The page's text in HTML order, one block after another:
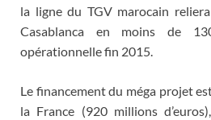
la ligne du TGV marocain
Casablanca en moins de
opérationnelle fin 2015.
Le financement du méga projet
la France (920 millions